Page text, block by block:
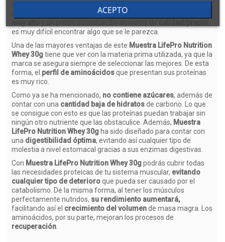
suplementación proteica con un
nivel de profesionalización
es muy difícil encontrar algo que se le parezca.
Una de las mayores ventajas de este Muestra LifePro Nutrition
Whey 30gtiene que ver con la materia prima utilizada, ya que la
marca se asegura siempre de seleccionar las mejores. De esta
forma, el perfil de aminoácidosque presentan sus proteínas
es muy rico.
Como ya se ha mencionado, no contiene azúcares, además de
contar con una cantidad baja de hidratosde carbono. Lo que
se consigue con esto es que las proteínas puedan trabajar sin
ningún otro nutriente que las obstaculice. Además, Muestra
LifePro Nutrition Whey 30g ha sido diseñado para contar con
una digestibilidad óptima, evitando así cualquier tipo de
molestia a nivel estomacal gracias a sus enzimas digestivas.
Con Muestra LifePro Nutrition Whey 30gpodrás cubrir todas
las necesidades proteicas de tu sistema muscular, evitando
cualquier tipo de deterioroque pueda ser causado por el
catabolismo. De la misma forma, al tener los músculos
perfectamente nutridos, su rendimiento aumentará,
facilitando así el crecimiento del volumende masa magra. Los
aminoácidos, por su parte, mejoran los procesos de
recuperación
ACEPTO